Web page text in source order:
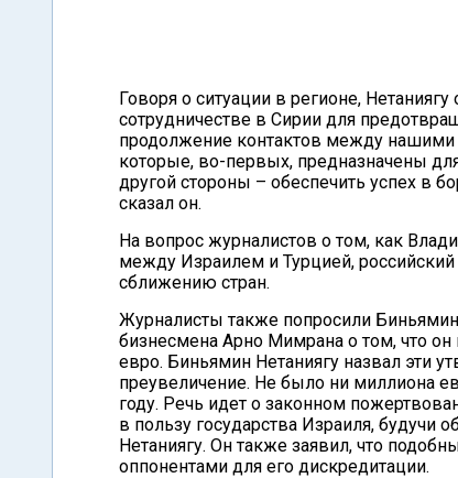
Говоря о ситуации в регионе,
сотрудничестве в Сирии для
продолжение контактов между
которые, во-первых, предназначены
другой стороны – обеспечить успех в
сказал он.
На вопрос журналистов о том, как
между Израилем и Турцией,
сближению стран.
Журналисты также попросили
бизнесмена Арно Мимрана о том, что
евро. Биньямин Нетаниягу назвал эти
преувеличение. Не было ни миллиона
году. Речь идет о законном
в пользу государства Израиля,
Нетаниягу. Он также заявил, что
оппонентами для его дискредитации.